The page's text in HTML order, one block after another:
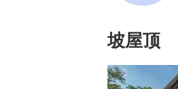
坡屋顶